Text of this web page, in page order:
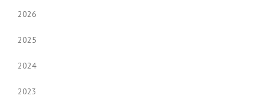
2026
2025
2024
2023